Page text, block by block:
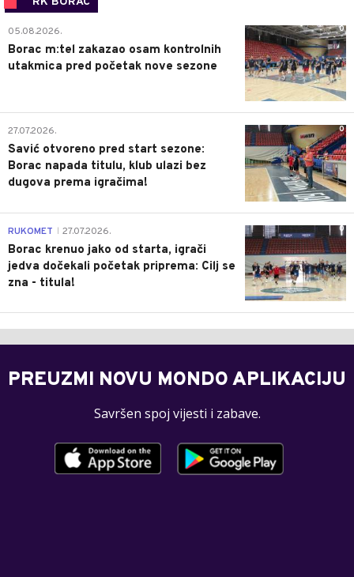
0
05.08.2026.
Borac m:tel zakazao osam kontrolnih
utakmica pred početak nove sezone
0
27.07.2026.
Savić otvoreno pred start sezone:
Borac napada titulu, klub ulazi bez
dugova prema igračima!
0
RUKOMET 27.07.2026.
Borac krenuo jako od starta, igrači
jedva dočekali početak priprema: Cilj se
zna - titula!
PREUZMI NOVU MONDO APLIKACIJU
Savršen spoj vijesti i zabave.